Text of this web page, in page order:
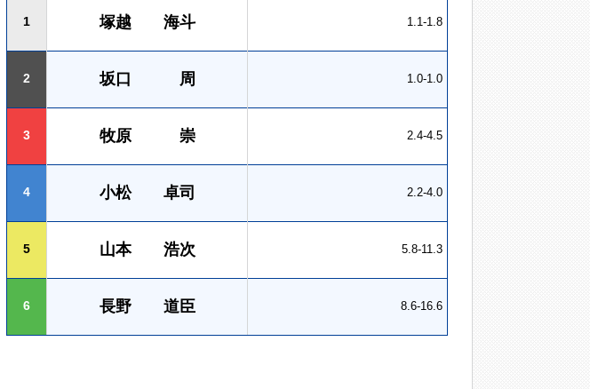
1 塚越 海斗 1.1-1.8
2 坂口 周 1.0-1.0
3 牧原 崇 2.4-4.5
4 小松 卓司 2.2-4.0
5 山本 浩次 5.8-11.3
6 長野 道臣 8.6-16.6